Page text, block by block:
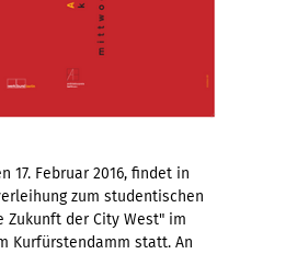
17. Februar 2016, findet in
zum studentischen
Zukunft der City West" im
Kurfürstendamm statt. An